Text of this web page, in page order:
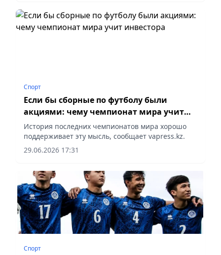
Спорт
Если бы сборные по футболу были
акциями: чему чемпионат мира учит
инвестора
История последних чемпионатов мира хорошо
поддерживает эту мысль, сообщает vapress.kz.
29.06.2026 17:31
Спорт